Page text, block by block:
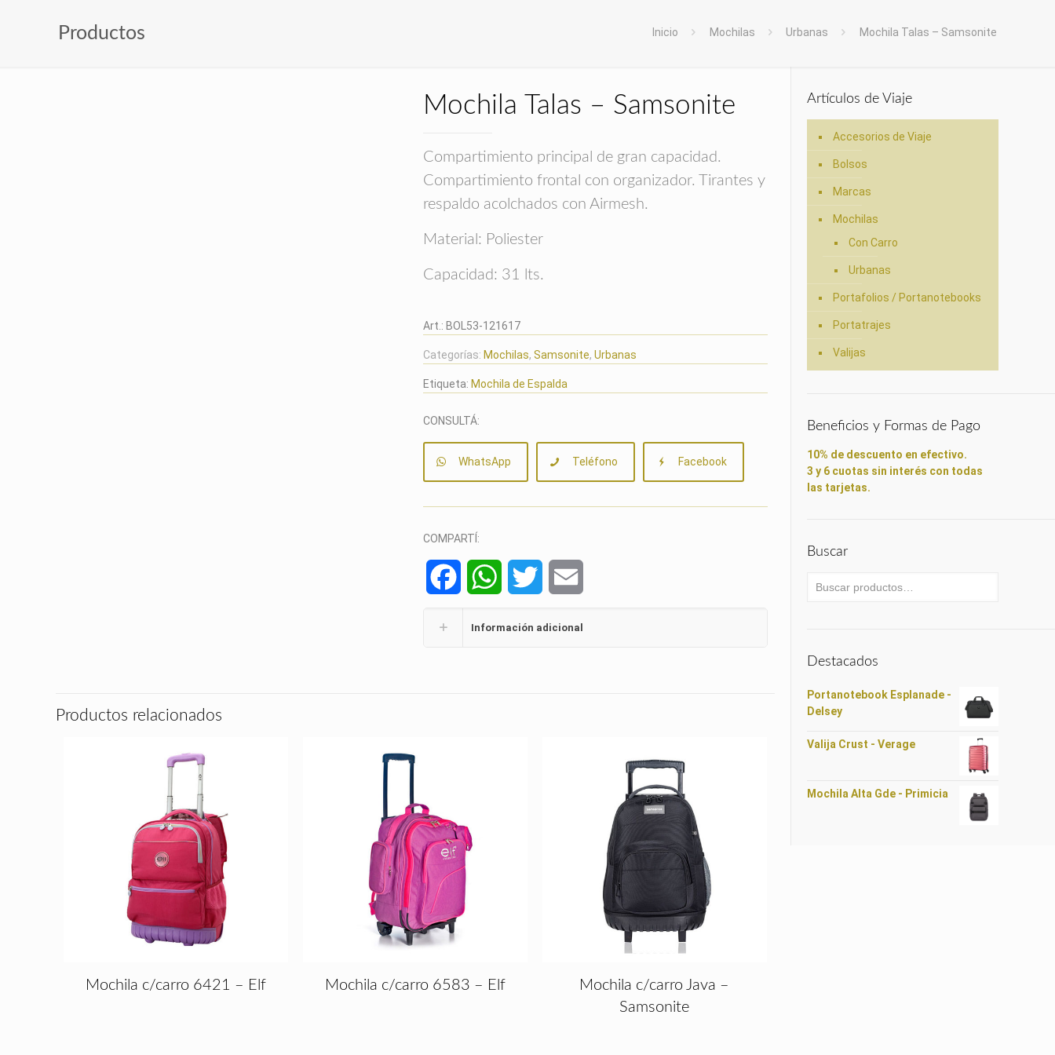
Productos Inicio Mochilas Urbanas Mochila Talas – Samsonite
Mochila Talas – Samsonite
Compartimiento principal de gran capacidad.
Compartimiento frontal con organizador. Tirantes y
respaldo acolchados con Airmesh.
Material: Poliester
Capacidad: 31 lts.
Art.: BOL53-121617
Categorías: Mochilas, Samsonite, Urbanas
Etiqueta: Mochila de Espalda
CONSULTÁ:
WhatsApp Teléfono Facebook
COMPARTÍ:
FacebookWhatsAppTwitter
Información adicional
Productos relacionados
Mochila c/carro 6421 – Elf Mochila c/carro 6583 – Elf
Mochila c/carro Java –
Samsonite
Artículos de Viaje
Accesorios de Viaje
Bolsos
Marcas
Mochilas
Con Carro
Urbanas
Portafolios / Portanotebooks
Portatrajes
Valijas
Beneficios y Formas de Pago
10% de descuento en efectivo.
3 y 6 cuotas sin interés con todas
las tarjetas.
Buscar
Destacados
Portanotebook Esplanade -
Delsey
Valija Crust - Verage
Mochila Alta Gde - Primicia